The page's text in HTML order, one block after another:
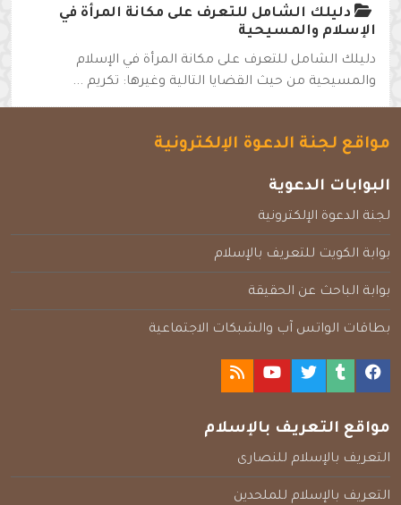
دليلك الشامل للتعرف على مكانة المرأة في
الإسلام والمسيحية
دليلك الشامل للتعرف على مكانة المرأة في الإسلام
والمسيحية من حيث القضايا التالية وغيرها: تكريم ...
مواقع لجنة الدعوة الإلكترونية
البوابات الدعوية
لجنة الدعوة الإلكترونية
بوابة الكويت للتعريف بالإسلام
بوابة الباحث عن الحقيقة
بطاقات الواتس آب والشبكات الاجتماعية
مواقع التعريف بالإسلام
التعريف بالإسلام للنصارى
التعريف بالإسلام للملحدين